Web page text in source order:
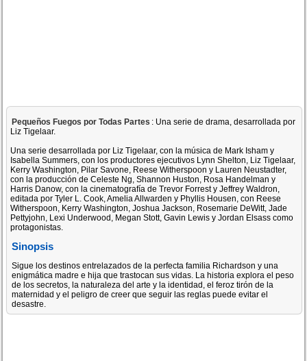
Pequeños Fuegos por Todas Partes : Una serie de drama, desarrollada por
Liz Tigelaar.
Una serie desarrollada por Liz Tigelaar, con la música de Mark Isham y
Isabella Summers, con los productores ejecutivos Lynn Shelton, Liz Tigelaar,
Kerry Washington, Pilar Savone, Reese Witherspoon y Lauren Neustadter,
con la producción de Celeste Ng, Shannon Huston, Rosa Handelman y
Harris Danow, con la cinematografía de Trevor Forrest y Jeffrey Waldron,
editada por Tyler L. Cook, Amelia Allwarden y Phyllis Housen, con Reese
Witherspoon, Kerry Washington, Joshua Jackson, Rosemarie DeWitt, Jade
Pettyjohn, Lexi Underwood, Megan Stott, Gavin Lewis y Jordan Elsass como
protagonistas.
Sinopsis
Sigue los destinos entrelazados de la perfecta familia Richardson y una
enigmática madre e hija que trastocan sus vidas. La historia explora el peso
de los secretos, la naturaleza del arte y la identidad, el feroz tirón de la
maternidad y el peligro de creer que seguir las reglas puede evitar el
desastre.